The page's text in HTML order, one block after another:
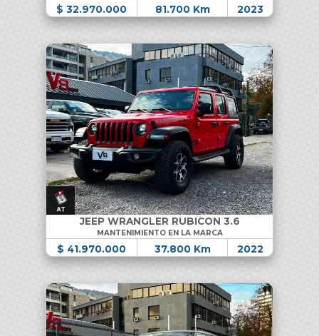
$ 32.970.000 81.700 Km 2023
JEEP WRANGLER RUBICON 3.6
MANTENIMIENTO EN LA MARCA
$ 41.970.000 37.800 Km 2022